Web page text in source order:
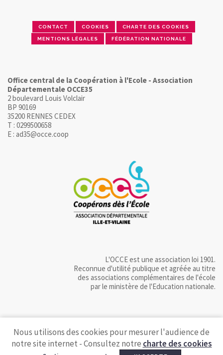
CONTACT COOKIES CHARTE DES COOKIES
MENTIONS LÉGALES FÉDÉRATION NATIONALE
Office central de la Coopération à l'Ecole - Association
Départementale OCCE35
2 boulevard Louis Volclair
BP 90169
35200 RENNES CEDEX
T : 0299500658
E : ad35@occe.coop
L'OCCE est une association loi 1901.
Reconnue d'utilité publique et agréée au titre
des associations complémentaires de l'école
par le ministère de l'Education nationale.
Nous utilisons des cookies pour mesurer l'audience de
notre site internet - Consultez notre charte des cookies